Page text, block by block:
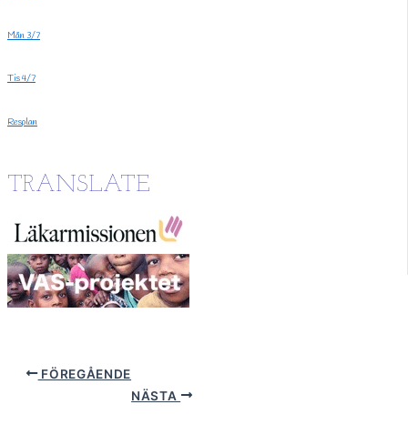
Mån 3/7
Tis 4/7
Resplan
TRANSLATE
FÖREGÅENDE
NÄSTA